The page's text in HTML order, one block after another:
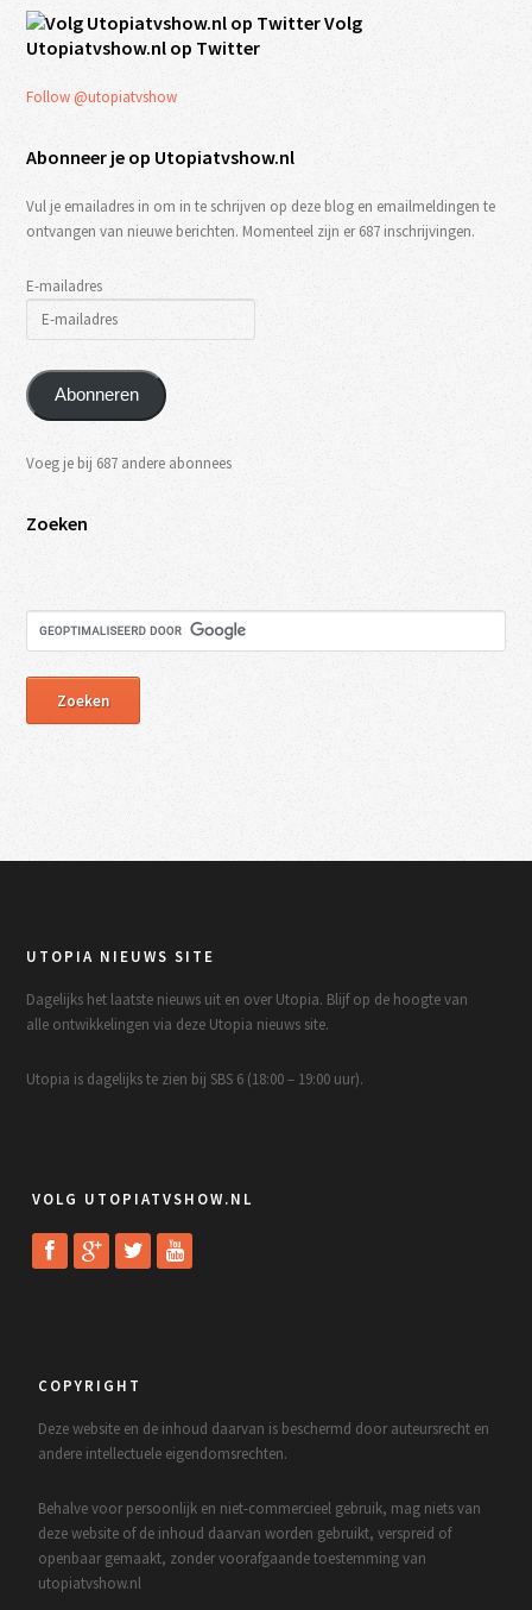
Volg
Utopiatvshow.nl op Twitter
Follow @utopiatvshow
Abonneer je op Utopiatvshow.nl
Vul je emailadres in om in te schrijven op deze blog en emailmeldingen te
ontvangen van nieuwe berichten. Momenteel zijn er 687 inschrijvingen.
E-mailadres
Abonneren
Voeg je bij 687 andere abonnees
Zoeken
UTOPIA NIEUWS SITE
Dagelijks het laatste nieuws uit en over Utopia. Blijf op de hoogte van
alle ontwikkelingen via deze Utopia nieuws site.
Utopia is dagelijks te zien bij SBS 6 (18:00 – 19:00 uur).
VOLG UTOPIATVSHOW.NL
COPYRIGHT
Deze website en de inhoud daarvan is beschermd door auteursrecht en
andere intellectuele eigendomsrechten.
Behalve voor persoonlijk en niet-commercieel gebruik, mag niets van
deze website of de inhoud daarvan worden gebruikt, verspreid of
openbaar gemaakt, zonder voorafgaande toestemming van
utopiatvshow.nl